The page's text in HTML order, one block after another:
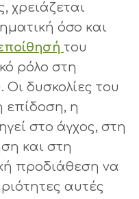
χρειάζεται
όσο και
του
ρόλο στη
Οι δυσκολίες του
επίδοση, η
στο άγχος, στη
και στη
προδιάθεση να
αυτές